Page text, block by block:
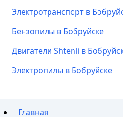
Электротранспорт в
Бензопилы в Бобруйске
Двигатели Shtenli в
Электропилы в Бобруйске
Главная